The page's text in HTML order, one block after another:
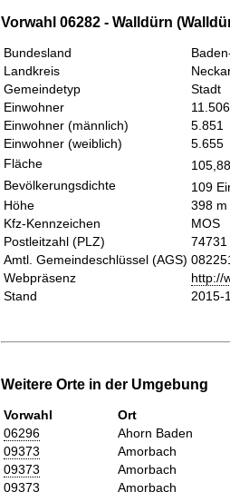
Vorwahl 06282 - Walldürn
Bundesland
Landkreis
Gemeindetyp
Stadt
Einwohner
11.506
Einwohner (männlich)
5.851
Einwohner (weiblich)
5.655
Fläche
Bevölkerungsdichte
109
Höhe
398 m
Kfz-Kennzeichen
MOS
Postleitzahl (PLZ)
74731
Amtl. Gemeindeschlüssel (AGS)
Webpräsenz
http://
Stand
2015-
Weitere Orte in der Umgebung
Vorwahl
Ort
06296
Ahorn Baden
09373
Amorbach
09373
Amorbach
09373
Amorbach